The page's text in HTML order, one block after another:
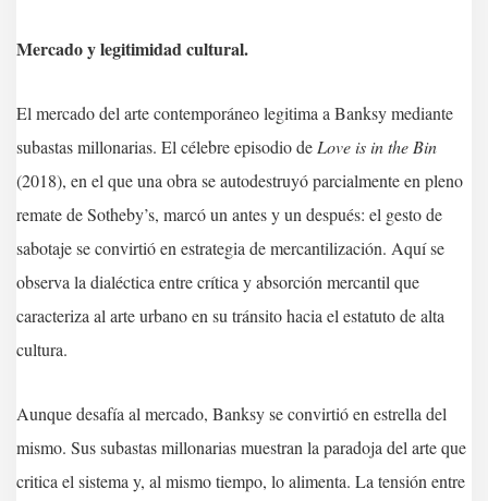
Mercado y legitimidad cultural.
El mercado del arte contemporáneo legitima a Banksy mediante
subastas millonarias. El célebre episodio de Love is in the Bin
(2018), en el que una obra se autodestruyó parcialmente en pleno
remate de Sotheby’s, marcó un antes y un después: el gesto de
sabotaje se convirtió en estrategia de mercantilización. Aquí se
observa la dialéctica entre crítica y absorción mercantil que
caracteriza al arte urbano en su tránsito hacia el estatuto de alta
cultura.
Aunque desafía al mercado, Banksy se convirtió en estrella del
mismo. Sus subastas millonarias muestran la paradoja del arte que
critica el sistema y, al mismo tiempo, lo alimenta. La tensión entre